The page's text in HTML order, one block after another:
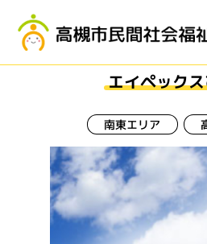
エイペック
南東エリア